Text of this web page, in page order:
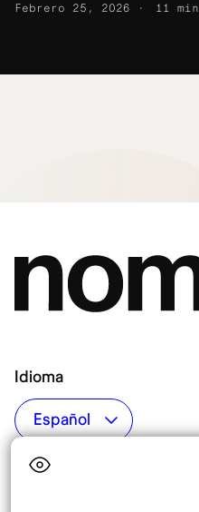
Febrero 25, 2026 11 min
Idioma
Top destinos